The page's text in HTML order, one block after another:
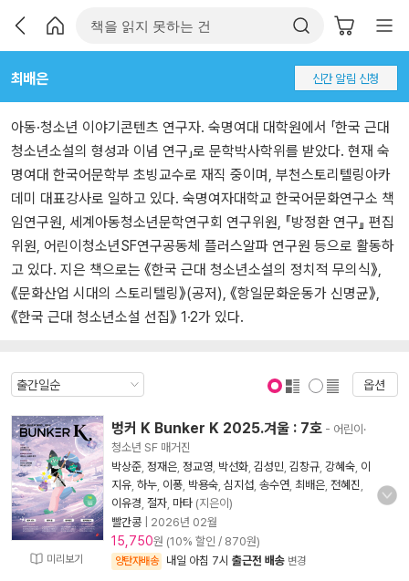
최배은 신간 알림 신청
아동·청소년 이야기콘텐츠 연구자. 숙명여대 대학원에서 「한국 근대
청소년소설의 형성과 이념 연구」로 문학박사학위를 받았다. 현재 숙
명여대 한국어문학부 초빙교수로 재직 중이며, 부천스토리텔링아카
데미 대표강사로 일하고 있다. 숙명여자대학교 한국어문화연구소 책
임연구원, 세계아동청소년문학연구회 연구위원, 『방정환 연구』 편집
위원, 어린이청소년SF연구공동체 플러스알파 연구원 등으로 활동하
고 있다. 지은 책으로는 《한국 근대 청소년소설의 정치적 무의식》,
《문화산업 시대의 스토리텔링》(공저), 《항일문화운동가 신명균》,
《한국 근대 청소년소설 선집》 1·2가 있다.
옵션
미리보기
벙커 K Bunker K 2025.겨울 : 7호 - 어린이·
청소년 SF 매거진
박상준 정재은 정교영 박선화 김성민 김창규 강혜숙 이
지유 하누 이퐁 박용숙 심지섭 송수연 최배은 전혜진
이유경 절자 마타 (지은이)
빨간콩
2026년 02월
15,750원 (10% 할인 / 870원)
양탄자배송 내일 아침 7시 출근전 배송 변경